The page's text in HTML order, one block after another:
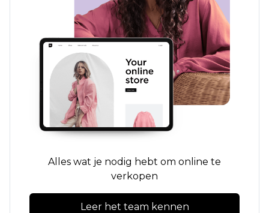
Alles wat je nodig hebt om online te
verkopen
Leer het team kennen